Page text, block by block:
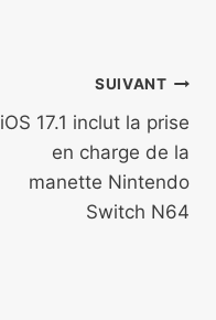
SUIVANT
iOS 17.1 inclut la prise
en charge de la
manette Nintendo
Switch N64